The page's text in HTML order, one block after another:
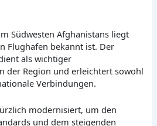
Südwesten Afghanistans liegt
Flughafen bekannt ist. Der
als wichtiger
der Region und erleichtert sowohl
Verbindungen.
modernisiert, um den
und dem steigenden